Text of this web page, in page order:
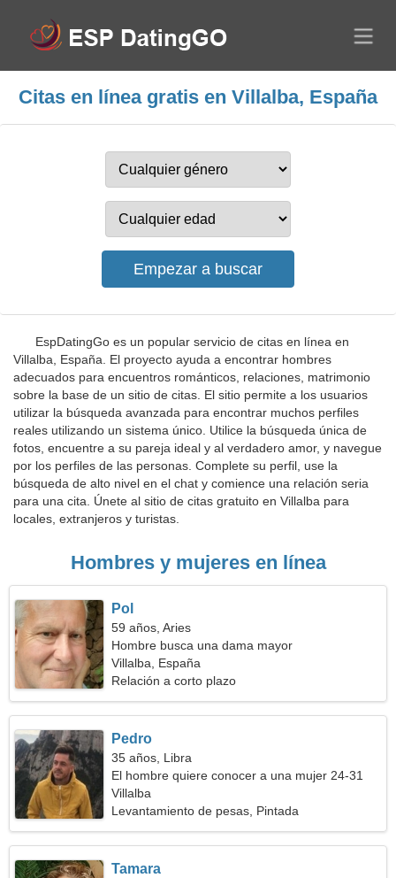
Citas en línea gratis en Villalba, España
EspDatingGo es un popular servicio de citas en línea en
Villalba, España. El proyecto ayuda a encontrar hombres
adecuados para encuentros románticos, relaciones, matrimonio
sobre la base de un sitio de citas. El sitio permite a los usuarios
utilizar la búsqueda avanzada para encontrar muchos perfiles
reales utilizando un sistema único. Utilice la búsqueda única de
fotos, encuentre a su pareja ideal y al verdadero amor, y navegue
por los perfiles de las personas. Complete su perfil, use la
búsqueda de alto nivel en el chat y comience una relación seria
para una cita. Únete al sitio de citas gratuito en Villalba para
locales, extranjeros y turistas.
Hombres y mujeres en línea
Pol
59 años, Aries
Hombre busca una dama mayor
Villalba, España
Relación a corto plazo
Pedro
35 años, Libra
El hombre quiere conocer a una mujer 24-31
Villalba
Levantamiento de pesas, Pintada
Tamara